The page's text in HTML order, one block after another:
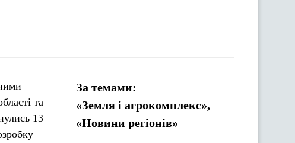
та
13
За темами:
«Земля і агрокомплекс»,
«Новини регіонів»